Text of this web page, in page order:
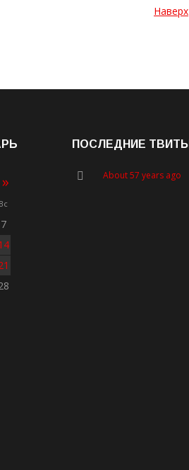
Наверх
»
Вс
7
ПОСЛЕДНИЕ ТВИТЫ
About 57 years ago